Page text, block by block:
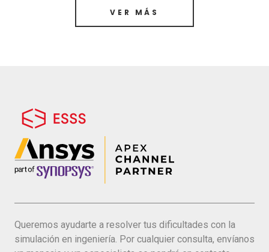
VER MÁS
Queremos ayudarte a resolver tus dificultades con la
simulación en ingeniería. Por cualquier consulta, envíanos